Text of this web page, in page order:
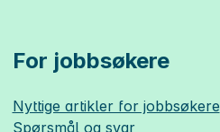
For jobbsøkere
Nyttige artikler for jobbsøkere
Spørsmål og svar